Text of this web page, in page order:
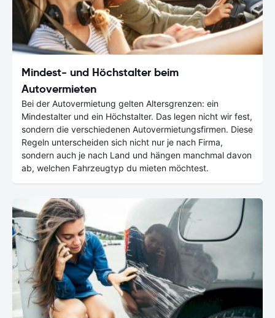
Mindest- und Höchstalter beim
Autovermieten
Bei der Autovermietung gelten Altersgrenzen: ein
Mindestalter und ein Höchstalter. Das legen nicht wir fest,
sondern die verschiedenen Autovermietungsfirmen. Diese
Regeln unterscheiden sich nicht nur je nach Firma,
sondern auch je nach Land und hängen manchmal davon
ab, welchen Fahrzeugtyp du mieten möchtest.